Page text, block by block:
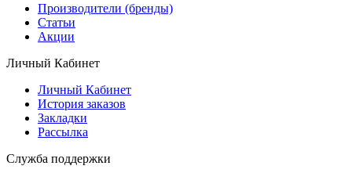
Производители (бренды)
Статьи
Акции
Личный Кабинет
Личный Кабинет
История заказов
Закладки
Рассылка
Служба поддержки